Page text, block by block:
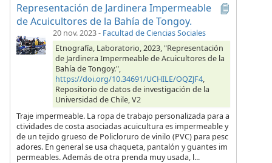
Representación de Jardinera Impermeable
de Acuicultores de la Bahía de Tongoy.
20 nov. 2023- Facultad de Ciencias Sociales
Etnografía, Laboratorio, 2023, "Representación
de Jardinera Impermeable de Acuicultores de la
Bahía de Tongoy.",
https://doi.org/10.34691/UCHILE/OQZJF4,
Repositorio de datos de investigación de la
Universidad de Chile, V2
Traje impermeable. La ropa de trabajo personalizada para a
ctividades de costa asociadas acuicultura es impermeable y
de un tejido grueso de Policloruro de vinilo (PVC) para pesc
adores. En general se usa chaqueta, pantalón y guantes im
permeables. Además de otra prenda muy usada, l...